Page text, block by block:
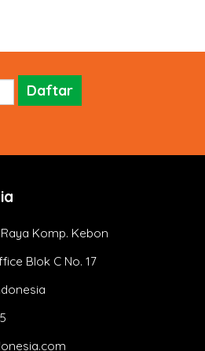
restart apache2
Komp. Kebon
Blok C No. 17